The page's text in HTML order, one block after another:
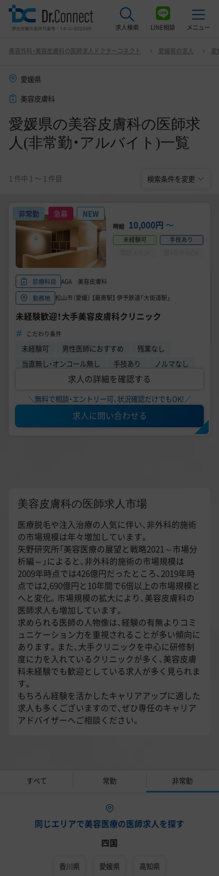
求人検索 LINE相談 メニュー
美容クリニック見学ご希望の方はこちら
サービス紹介
ドクターコネクトの強み
エージェント紹介
常勤求人一覧
美容医療医師の転職お役立ちコンテンツ
美容クリニック見学・研修情報
美容外科・美容皮膚科の医師転職体験談
美容クリニックインタビュー
美容医療の転職お役立ち記事
美容医療辞典
よくあるご質問
医師採用ご担当者様・その他問い合わせ
美容外科・美容皮膚科の医師求人ドクターコネクト 愛媛県の求人 愛
愛媛県
美容皮膚科
愛媛県の美容皮膚科の医師求
人(非常勤・アルバイト)一覧
1 件中 1 〜 1 件目 検索条件を変更
愛媛県の美容皮膚科の医師求人(非常勤・アルバイト)
一覧
変更
非常勤 急募 NEW
時給 10,000円 〜
未経験可
手技あり
診療科目
AGA 美容皮膚科
勤務地 松山市（愛媛） 【最寄駅】 伊予鉄道「大街道駅」
未経験歓迎！大手美容皮膚科クリニック
こだわり条件
未経験可 男性医師におすすめ
残業なし
当直無し・オンコール無し
手技あり ノルマなし
求人の詳細を確認する
＼無料で相談・エントリー可、状況確認だけでもOK!／
求人に問い合わせる
美容皮膚科の医師求人市場
医療脱毛や注入治療の人気に伴い、非外科的施術
の市場規模は年々増加しています。
矢野研究所「美容医療の展望と戦略2021～市場分
析編～」によると、非外科的施術の市場規模は
2009年時点では426億円だったところ、2019年時
点では2,690億円と10年間で6倍以上の市場規模と
へと変化。市場規模の拡大により、美容皮膚科の
医師求人も増加しています。
求められる医師の人物像は、経験の有無よりコミ
ュニケーション力を重視されることが多い傾向に
あります。また、大手クリニックを中心に研修制
度に力を入れているクリニックが多く、美容皮膚
科未経験でも歓迎としている求人が多く見られま
す。
もちろん経験を活かしたキャリアアップに適した
求人も多くございますので、ぜひ専任のキャリア
アドバイザーへご相談ください。
すべて 常勤 非常勤
同じエリアで美容医療の医師求人を探す
四国
香川県 愛媛県 高知県